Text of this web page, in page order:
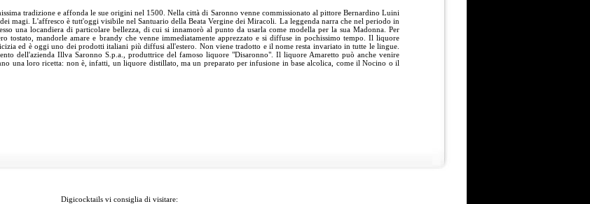
tradizione e affonda le sue origini nel 1500. Nella città di Saronno venne commissionato al pittore Bernardino Luini
magi. L'affresco è tutt'oggi visibile nel Santuario della Beata Vergine dei Miracoli. La leggenda narra che nel periodo in
una locandiera di particolare bellezza, di cui si innamorò al punto da usarla come modella per la sua Madonna. Per
mandorle amare e brandy che venne immediatamente apprezzato e si diffuse in pochissimo tempo. Il liquore
ed è oggi uno dei prodotti italiani più diffusi all'estero. Non viene tradotto e il nome resta invariato in tutte le lingue.
dell'azienda Illva Saronno S.p.a., produttrice del famoso liquore "Disaronno". Il liquore Amaretto può anche venire
una loro ricetta: non è, infatti, un liquore distillato, ma un preparato per infusione in base alcolica, come il Nocino o il
Digicocktails vi consiglia di visitare: